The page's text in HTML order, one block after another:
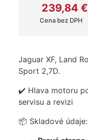
239,84 €
Cena bez DPH
Jaguar XF, Land
Sport 2,7D.
✔️ Hlava motoru
servisu a revizi
📦 Skladové údaje: